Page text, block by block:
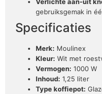
gebruiksgemak in
Specificaties
Merk: Moulinex
Kleur: Wit met
Vermogen: 1000 W
Inhoud: 1,25 liter
Type koffiepot: